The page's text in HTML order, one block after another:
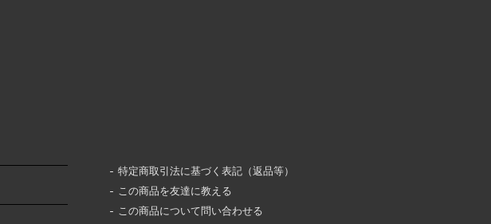
特定商取引法に基づく表記（返品等）
この商品を友達に教える
この商品について問い合わせる